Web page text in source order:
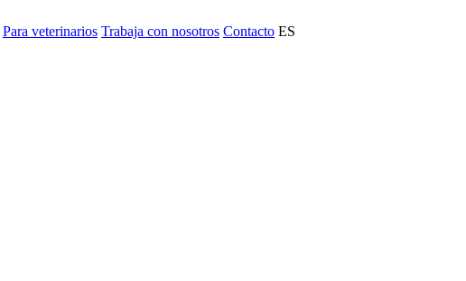
Para veterinarios Trabaja con nosotros Contacto ES